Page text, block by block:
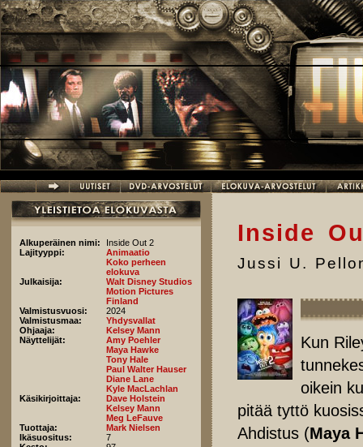
Hyppää pääsisältöön
Alkuperäinen nimi:
Inside Out 2
Lajityyppi:
Animaatio
Koko perheen
elokuva
Julkaisija:
Walt Disney Studios
Motion Pictures
Finland
Valmistusvuosi:
2024
Valmistusmaa:
Yhdysvallat
Ohjaaja:
Kelsey Mann
Näyttelijät:
Amy Poehler
Maya Hawke
Tony Hale
Paul Walter Hauser
Diane Lane
Kyle MacLachlan
Käsikirjoittaja:
Dave Holstein
Kelsey Mann
Meg LeFauve
Tuottaja:
Mark Nielsen
Ikäsuositus:
7
Inside
Jussi U.
Kun
oikein
pitää tyttö
Ahdistus (Maya